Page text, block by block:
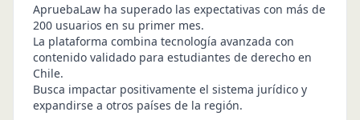
ApruebaLaw ha superado las expectativas con más de
200 usuarios en su primer mes.
La plataforma combina tecnología avanzada con
contenido validado para estudiantes de derecho en
Chile.
Busca impactar positivamente el sistema jurídico y
expandirse a otros países de la región.